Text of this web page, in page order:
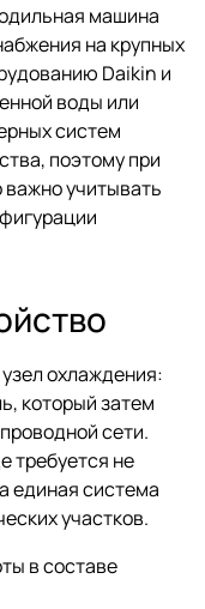
машина
на крупных
Daikin и
воды или
систем
поэтому при
учитывать
охлаждения:
который затем
сети.
требуется не
единая система
участков.
в составе